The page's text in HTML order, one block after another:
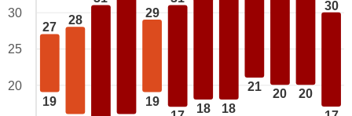
27
19
28
29
19
18 18
21
20 20
30
30
25
20